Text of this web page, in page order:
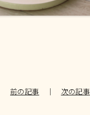
前の記事 ｜ 次の記事